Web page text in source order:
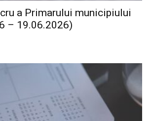
a Primarului municipiului
– 19.06.2026)